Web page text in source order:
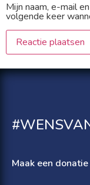
Mijn naam, e-mail
volgende keer
Maak een donatie